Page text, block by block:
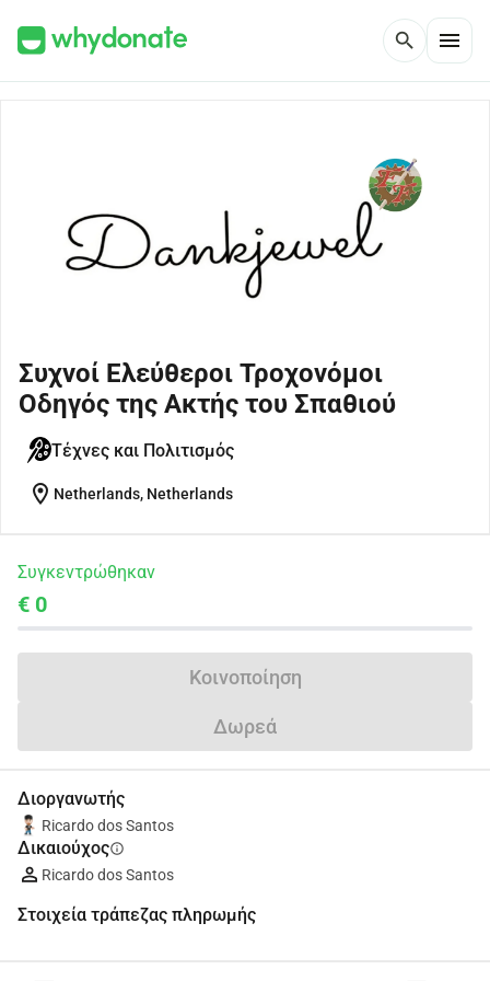
search menu
Συχνοί Ελεύθεροι Τροχονόμοι
Οδηγός της Ακτής του Σπαθιού
Τέχνες και Πολιτισμός
location_on Netherlands, Netherlands
Συγκεντρώθηκαν
€ 0
Κοινοποίηση
Δωρεά
Διοργανωτής
Ricardo dos Santos
Δικαιούχοςinfo
Ricardo dos Santos
Στοιχεία τράπεζας πληρωμής